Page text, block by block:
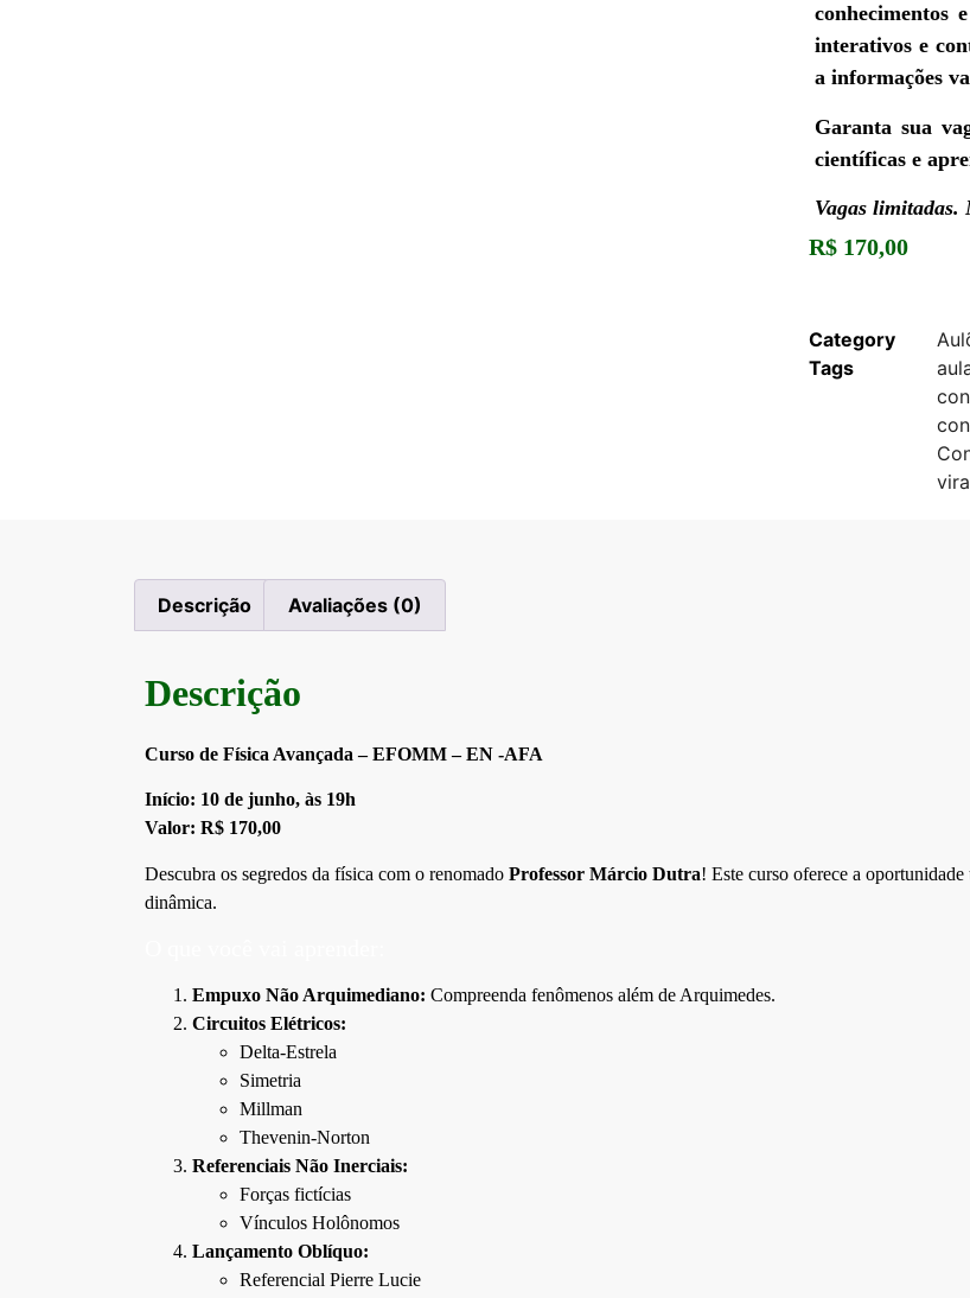
conhecimentos
interativos e
a informações
Garanta sua
científicas e
Vagas limitadas.
R$ 170,00
Category
Tags
Descrição Avaliações (0)
Descrição
Curso de Física Avançada – EFOMM – EN -AFA
Início: 10 de junho, às 19h
Valor: R$ 170,00
Descubra os segredos da física com o renomado Professor Márcio Dutra! Este curso oferece a
dinâmica.
Empuxo Não Arquimediano: Compreenda fenômenos além de Arquimedes.
Circuitos Elétricos:
Delta-Estrela
Simetria
Millman
Thevenin-Norton
Referenciais Não Inerciais:
Forças fictícias
Vínculos Holônomos
Lançamento Oblíquo:
Referencial Pierre Lucie